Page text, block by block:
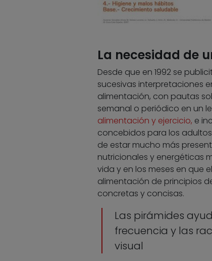
La necesidad de
Desde que en 1992 se
sucesivas interpretaciones
alimentación, con pautas
semanal o periódico en un
alimentación y ejercicio, e
concebidos para los
de estar mucho más
nutricionales y energéticas
vida y en los meses en que
alimentación de principios
concretas y concisas.
Las pirámides
frecuencia y las
visual